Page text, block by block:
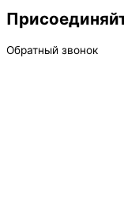
Обратный звонок